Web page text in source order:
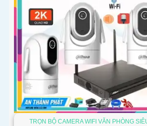
TRỌN BỘ CAMERA WIFI VĂN PHÒNG